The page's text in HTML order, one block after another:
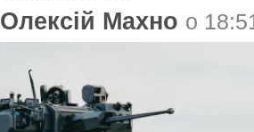
Олексій Махно о